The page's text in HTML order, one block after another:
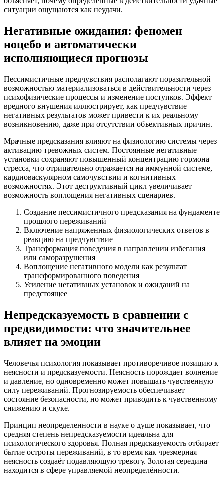
ситуации ощущаются как неудачи.
Негативные ожидания: феномен
ноцебо и автоматически
исполняющиеся прогнозы
Пессимистичные предчувствия располагают поразительной
возможностью материализоваться в действительности через
психофизические процессы и изменение поступков. Эффект
вредного внушения иллюстрирует, как предчувствие
негативных результатов может привести к их реальному
возникновению, даже при отсутствии объективных причин.
Мрачные предсказания влияют на физиологию системы через
активацию тревожных систем. Постоянные негативные
установки сохраняют повышенный концентрацию гормона
стресса, что отрицательно отражается на иммунной системе,
кардиоваскулярном самочувствии и когнитивных
возможностях. Этот деструктивный цикл увеличивает
возможность воплощения негативных сценариев.
Создание пессимистичного предсказания на фундаменте
прошлого переживаний
Включение напряженных физиологических ответов в
реакцию на предчувствие
Трансформация поведения в направлении избегания
или саморазрушения
Воплощение негативного модели как результат
трансформированного поведения
Усиление негативных установок и ожиданий на
предстоящее
Непредсказуемость в сравнении с
предвидимости: что значительнее
влияет на эмоции
Человечья психология показывает противоречивое позицию к
неясности и предсказуемости. Неясность порождает волнение
и давление, но одновременно может повышать чувственную
силу переживаний. Прогнозируемость обеспечивает
состояние безопасности, но может приводить к чувственному
снижению и скуке.
Принцип неопределенности в науке о душе показывает, что
средняя степень непредсказуемости идеальна для
психологического здоровья. Полная предсказуемость отбирает
бытие остроты переживаний, в то время как чрезмерная
неясность создаёт подавляющую тревогу. Золотая середина
находится в сфере управляемой неопределённости.